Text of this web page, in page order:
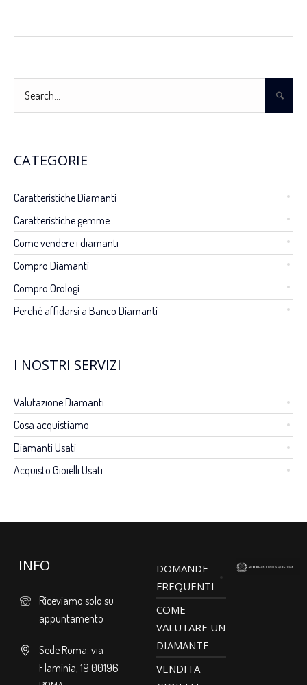
CATEGORIE
Caratteristiche Diamanti
Caratteristiche gemme
Come vendere i diamanti
Compro Diamanti
Compro Orologi
Perché affidarsi a Banco Diamanti
I NOSTRI SERVIZI
Valutazione Diamanti
Cosa acquistiamo
Diamanti Usati
Acquisto Gioielli Usati
INFO
Riceviamo solo su
appuntamento
Sede Roma: via
Flaminia, 19 00196
DOMANDE
FREQUENTI
COME
VALUTARE UN
DIAMANTE
VENDITA